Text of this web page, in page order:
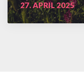
27. APRIL 2025